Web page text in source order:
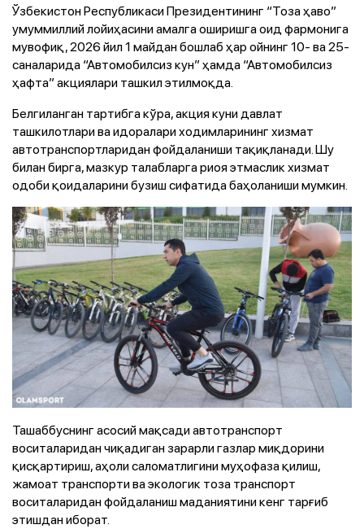
Ўзбекистон Республикаси Президентининг “Тоза ҳаво”
умуммиллий лойиҳасини амалга оширишга оид фармонига
мувофиқ, 2026 йил 1 майдан бошлаб ҳар ойнинг 10- ва 25-
саналарида “Автомобилсиз кун” ҳамда “Автомобилсиз
ҳафта” акциялари ташкил этилмоқда.
Белгиланган тартибга кўра, акция куни давлат
ташкилотлари ва идоралари ходимларининг хизмат
автотранспортларидан фойдаланиши тақиқланади. Шу
билан бирга, мазкур талабларга риоя этмаслик хизмат
одоби қоидаларини бузиш сифатида баҳоланиши мумкин.
Ташаббуснинг асосий мақсади автотранспорт
воситаларидан чиқадиган зарарли газлар миқдорини
қисқартириш, аҳоли саломатлигини муҳофаза қилиш,
жамоат транспорти ва экологик тоза транспорт
воситаларидан фойдаланиш маданиятини кенг тарғиб
этишдан иборат.